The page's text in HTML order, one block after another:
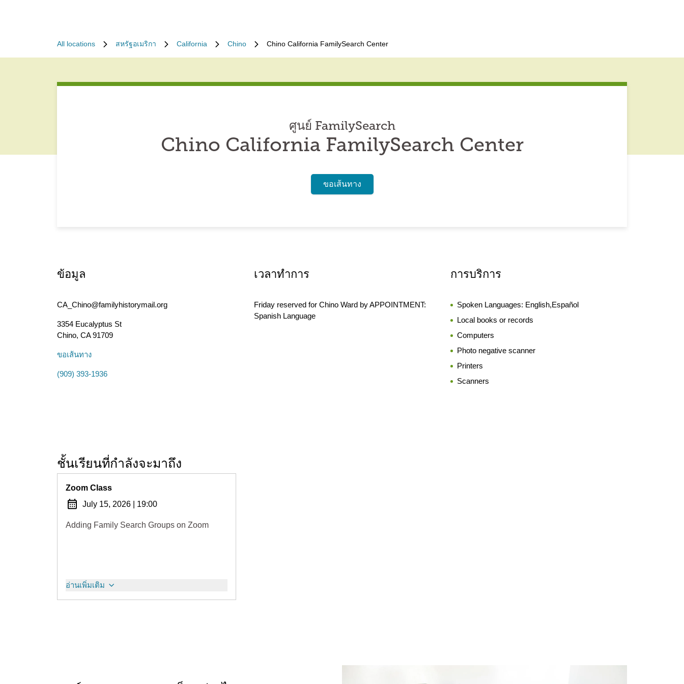
All locations สหรัฐอเมริกา California Chino Chino California FamilySearch Center
ศูนย์ FamilySearch
Chino California FamilySearch Center
ขอเส้นทาง
ข้อมูล
CA_Chino@familyhistorymail.org
3354 Eucalyptus St
Chino, CA91709
ขอเส้นทาง
(909) 393-1936
เวลาทำการ
Friday reserved for Chino Ward by APPOINTMENT:
Spanish Language
การบริการ
Spoken Languages: English,Español
Local books or records
Computers
Photo negative scanner
Printers
Scanners
ชั้นเรียนที่กำลังจะมาถึง
Zoom Class
July 15, 2026
19:00
Adding Family Search Groups on Zoom
อ่านเพิ่มเติม